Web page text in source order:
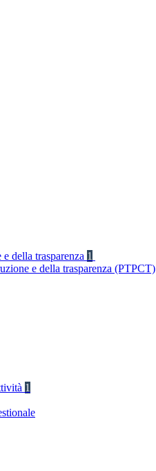
della trasparenza 1
e della trasparenza (PTPCT)
1